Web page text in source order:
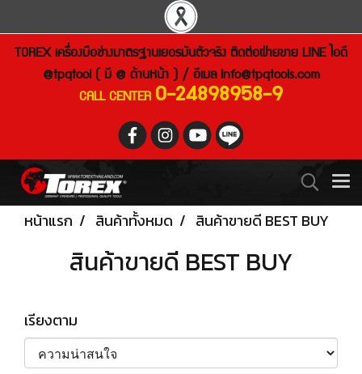
TOREX เครื่องมือช่างมาตรฐานเยอรมันตัวจริง ติดต่อฝ่ายขาย LINE ไอดี
@tpqtool ( มี @ ด้านหน้า ) / อีเมล info@tpqtools.com
CALL CENTER 0-24898958-9
หน้าแรก สินค้าทั้งหมด สินค้าขายดี BEST BUY
สินค้าขายดี BEST BUY
เรียงตาม